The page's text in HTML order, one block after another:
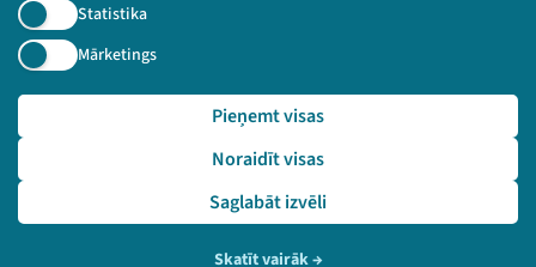
Statistika
Mārketings
Saglabāt izvēli
Noraidīt visas
Pieņemt visas
Skatīt vairāk→
Nepalaid garām aktuālāko informāciju!
Pieteikties